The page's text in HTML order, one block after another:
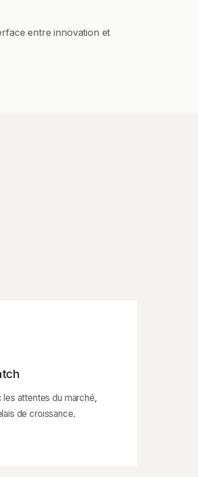
entre innovation et
attentes du marché,
de croissance.